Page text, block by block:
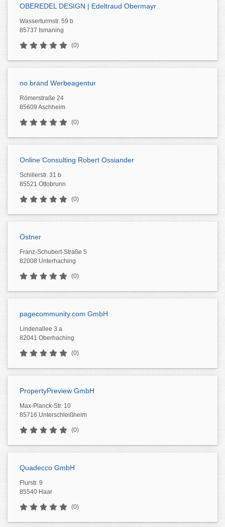
OBEREDEL DESIGN | Edeltraud Obermayr
Wasserturmstr. 59 b
85737 Ismaning
(0)
no.brand Werbeagentur
Römerstraße 24
85609 Aschheim
(0)
Online Consulting Robert Ossiander
Schillerstr. 31 b
85521 Ottobrunn
(0)
Ostner
Franz-Schubert-Straße 5
82008 Unterhaching
(0)
pagecommunity.com GmbH
Lindenallee 3 a
82041 Oberhaching
(0)
PropertyPreview GmbH
Max-Planck-Str. 10
85716 Unterschleißheim
(0)
Quadecco GmbH
Flurstr. 9
85540 Haar
(0)